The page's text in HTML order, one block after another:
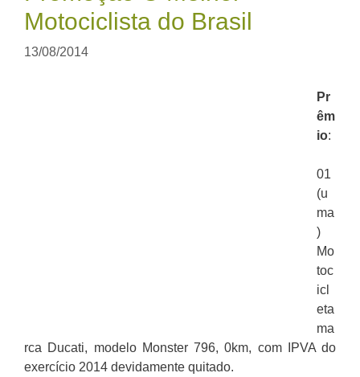
Motociclista do Brasil
13/08/2014
Pr
êm
io:
01
(u
ma
)
Mo
toc
icl
eta
ma
rca Ducati, modelo Monster 796, 0km, com IPVA do
exercício 2014 devidamente quitado.